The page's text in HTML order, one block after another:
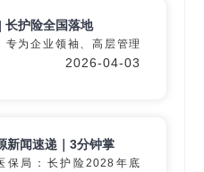
长护险全国落地
专为企业领袖、高层管理
2026-04-03
新闻速递｜3分钟掌
保局：长护险2028年底